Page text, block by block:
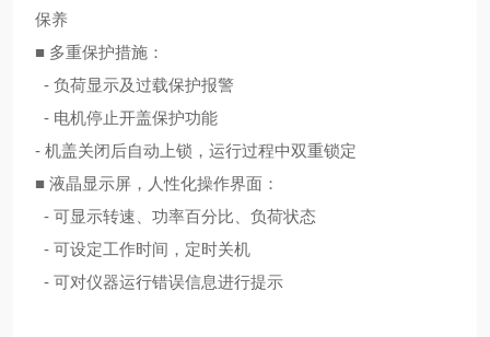
保养
■ 多重保护措施：
- 负荷显示及过载保护报警
- 电机停止开盖保护功能
- 机盖关闭后自动上锁，运行过程中双重锁定
■ 液晶显示屏，人性化操作界面：
- 可显示转速、功率百分比、负荷状态
- 可设定工作时间，定时关机
- 可对仪器运行错误信息进行提示